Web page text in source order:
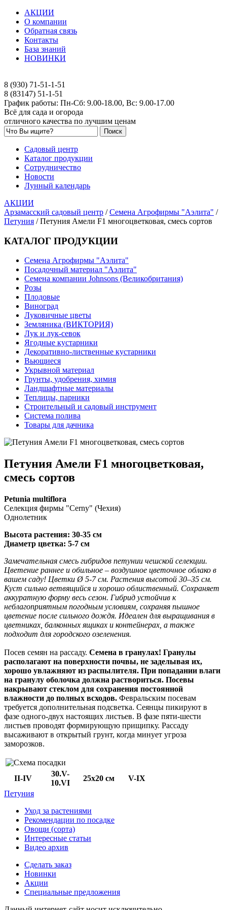
АКЦИИ
О компании
Обратная связь
Контакты
База знаний
НОВИНКИ
8 (930) 71-51-1-51
8 (83147) 51-1-51
График работы: Пн-Сб: 9.00-18.00, Вс: 9.00-17.00
Всё для сада и огорода
отличного качества по лучшим ценам
Садовый центр
Каталог продукции
Сотрудничество
Новости
Лунный календарь
АКЦИИ
Арзамасский садовый центр /Семена Агрофирмы "Аэлита" /
Петуния /Петуния Амели F1 многоцветковая, смесь сортов
КАТАЛОГ ПРОДУКЦИИ
Семена Агрофирмы "Аэлита"
Посадочный материал "Аэлита"
Семена компании Johnsons (Великобритания)
Розы
Плодовые
Виноград
Луковичные цветы
Земляника (ВИКТОРИЯ)
Лук и лук-севок
Ягодные кустарники
Декоративно-лиственные кустарники
Вьющиеся
Укрывной материал
Грунты, удобрения, химия
Ландшафтные материалы
Теплицы, парники
Строительный и садовый инструмент
Система полива
Товары для дачника
Петуния Амели F1 многоцветковая,
смесь сортов
Petunia multiflora
Селекция фирмы "Cerny" (Чехия)
Однолетник
Высота растения: 30-35 см
Диаметр цветка: 5-7 см
Замечательная смесь гибридов петунии чешской селекции.
Цветение раннее и обильное – воздушное цветочное облако в
вашем саду! Цветки Ø 5-7 см. Растения высотой 30–35 см.
Куст сильно ветвящийся и хорошо облиственный. Сохраняет
аккуратную форму весь сезон. Гибрид устойчив к
неблагоприятным погодным условиям, сохраняя пышное
цветение после сильного дождя. Идеален для выращивания в
цветниках, балконных ящиках и контейнерах, а также
подходит для городского озеленения.
Посев семян на рассаду. Семена в гранулах! Гранулы
располагают на поверхности почвы, не заделывая их,
хорошо увлажняют из распылителя. При попадании влаги
на гранулу оболочка должна раствориться. Посевы
накрывают стеклом для сохранения постоянной
влажности до полных всходов. Февральским посевам
требуется дополнительная подсветка. Сеянцы пикируют в
фазе одного-двух настоящих листьев. В фазе пяти-шести
листьев проводят формирующую прищипку. Рассаду
высаживают в открытый грунт, когда минует угроза
заморозков.
II-IV
30.V-
10.VI
25х20 см
V-IX
Петуния
Уход за растениями
Рекомендации по посадке
Овощи (сорта)
Интересные статьи
Видео архив
Сделать заказ
Новинки
Акции
Специальные предложения